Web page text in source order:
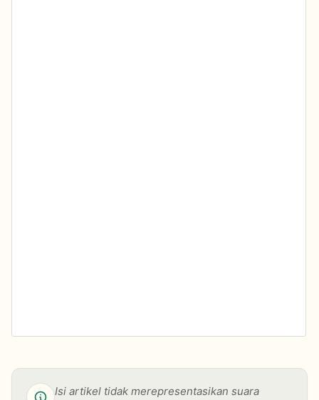
Isi artikel tidak merepresentasikan suara